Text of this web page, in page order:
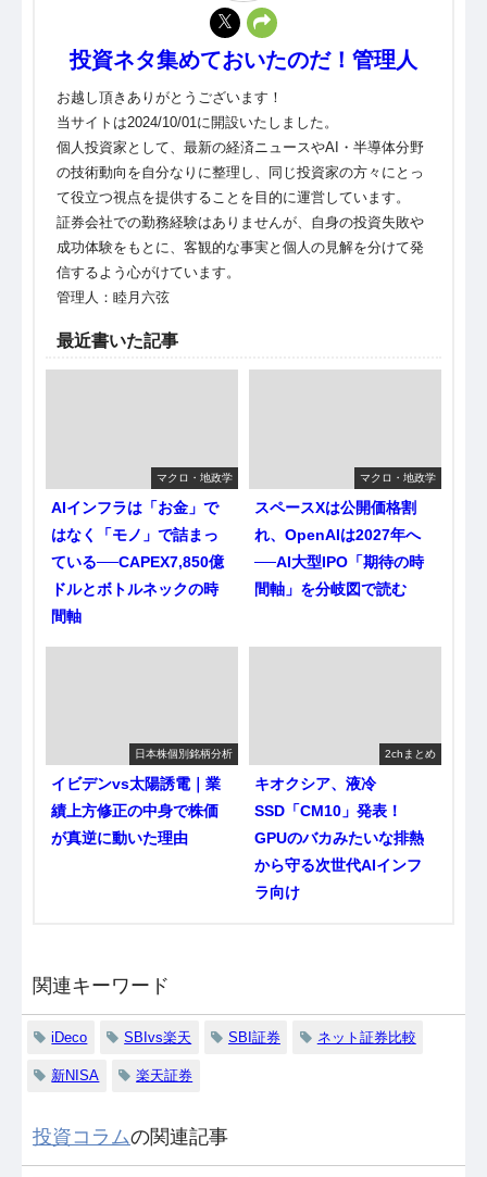
投資ネタ集めておいたのだ！管理人
お越し頂きありがとうございます！
当サイトは2024/10/01に開設いたしました。
個人投資家として、最新の経済ニュースやAI・半導体分野
の技術動向を自分なりに整理し、同じ投資家の方々にとっ
て役立つ視点を提供することを目的に運営しています。
証券会社での勤務経験はありませんが、自身の投資失敗や
成功体験をもとに、客観的な事実と個人の見解を分けて発
信するよう心がけています。
管理人：睦月六弦
最近書いた記事
マクロ・地政学
AIインフラは「お金」で
はなく「モノ」で詰まっ
ている──CAPEX7,850億
ドルとボトルネックの時
間軸
マクロ・地政学
スペースXは公開価格割
れ、OpenAIは2027年へ
──AI大型IPO「期待の時
間軸」を分岐図で読む
日本株個別銘柄分析
イビデンvs太陽誘電｜業
績上方修正の中身で株価
が真逆に動いた理由
2chまとめ
キオクシア、液冷
SSD「CM10」発表！
GPUのバカみたいな排熱
から守る次世代AIインフ
ラ向け
関連キーワード
iDeco SBIvs楽天 SBI証券 ネット証券比較
新NISA 楽天証券
投資コラムの関連記事